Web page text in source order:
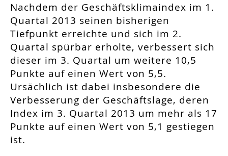
Nachdem der Geschäftsklimaindex im 1.
Quartal 2013 seinen bisherigen
Tiefpunkt erreichte und sich im 2.
Quartal spürbar erholte, verbessert sich
dieser im 3. Quartal um weitere 10,5
Punkte auf einen Wert von 5,5.
Ursächlich ist dabei insbesondere die
Verbesserung der Geschäftslage, deren
Index im 3. Quartal 2013 um mehr als 17
Punkte auf einen Wert von 5,1 gestiegen
ist.